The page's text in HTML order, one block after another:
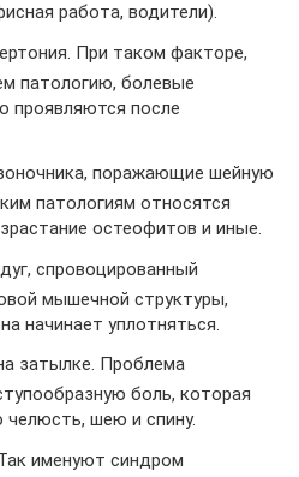
работа, водители).
При таком факторе,
патологию, болевые
проявляются после
поражающие шейную
патологиям относятся
остеофитов и иные.
спровоцированный
мышечной структуры,
начинает уплотняться.
затылке. Проблема
боль, которая
шею и спину.
именуют синдром